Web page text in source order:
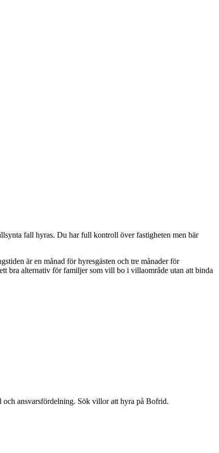
fall hyras. Du har full kontroll över fastigheten men bär
är en månad för hyresgästen och tre månader för
bra alternativ för familjer som vill bo i villaområde utan att binda
ansvarsfördelning. Sök villor att hyra på Bofrid.